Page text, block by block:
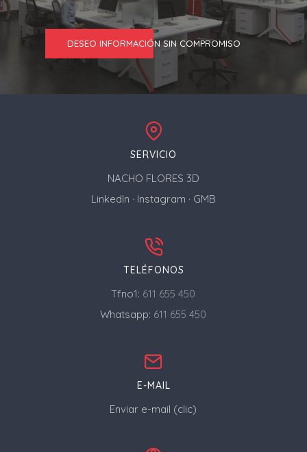
DESEO INFORMACIÓN SIN COMPROMISO
SERVICIO
NACHO FLORES 3D
LinkedIn · Instagram · GMB
TELÉFONOS
Tfno1: 611 655 450
Whatsapp: 611 655 450
E-MAIL
Enviar e-mail (clic)